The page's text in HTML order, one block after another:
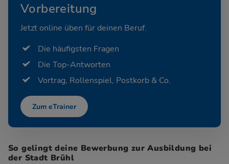
Vorbereitung
Jetzt online üben für deinen Beruf.
Die häufigsten Fragen
Die Top-Antworten
Vortrag, Rollenspiel, Postkorb & Co.
Zum eTrainer
So gelingt deine Bewerbung zur Ausbildung bei
der Stadt Brühl